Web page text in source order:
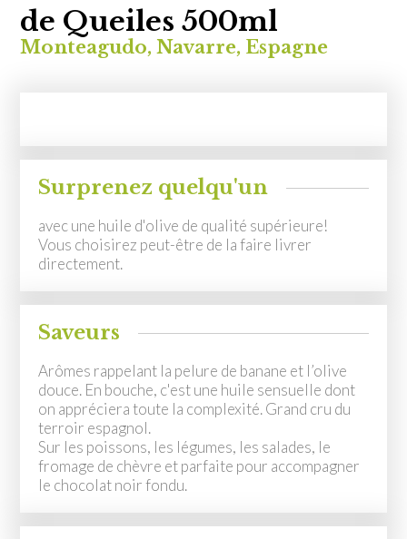
MON COMPTE
EN
de Queiles 500ml
Monteagudo, Navarre, Espagne
Surprenez quelqu'un
avec une huile d'olive de qualité supérieure!
Vous choisirez peut-être de la faire livrer
directement.
Saveurs
Arômes rappelant la pelure de banane et l’olive
douce. En bouche, c'est une huile sensuelle dont
on appréciera toute la complexité. Grand cru du
terroir espagnol.
Sur les poissons, les légumes, les salades, le
fromage de chèvre et parfaite pour accompagner
le chocolat noir fondu.